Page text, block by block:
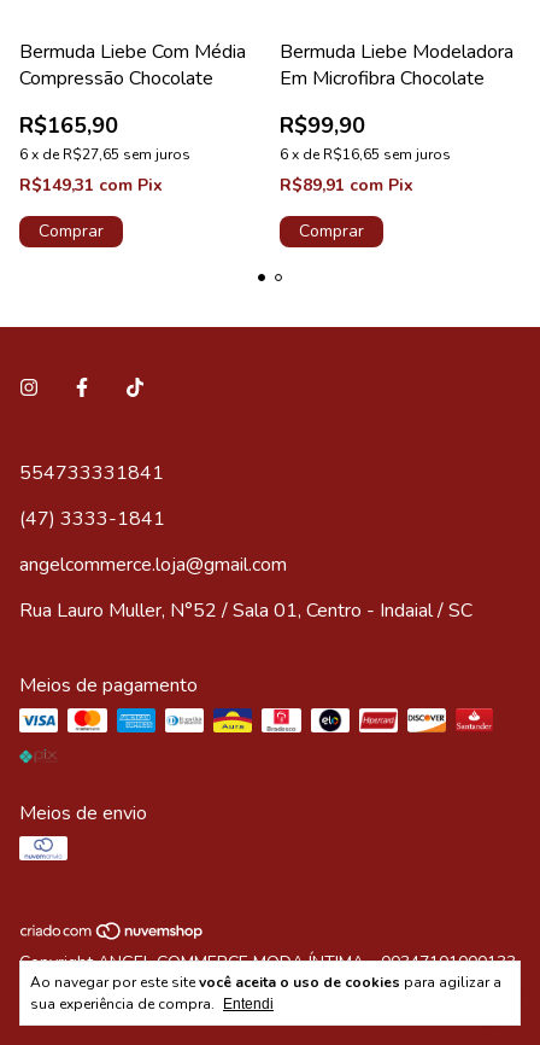
Ao navegar por este sitevocê aceita o uso de cookies para agilizar a
sua experiência de compra.
Entendi
Bermuda Liebe Com Média
Compressão Chocolate
R$165,90
6x deR$27,65 sem juros
R$149,31 com Pix
Comprar
Bermuda Liebe Modeladora
Em Microfibra Chocolate
R$99,90
6x deR$16,65 sem juros
R$89,91 com Pix
Comprar
554733331841
(47) 3333-1841
angelcommerce.loja@gmail.com
Rua Lauro Muller, N°52 / Sala 01, Centro - Indaial / SC
Meios de pagamento
Meios de envio
Copyright ANGEL COMMERCE MODA ÍNTIMA - 00347101000133
- 2026. Todos os direitos reservados.